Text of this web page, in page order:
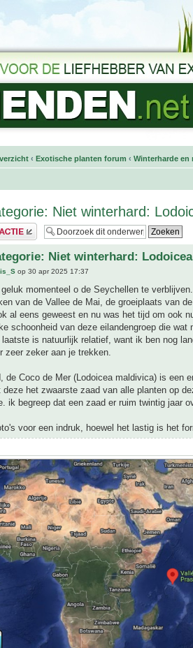
‹ Exotische planten forum ‹ Winterharde en
Niet winterhard:
Niet winterhard:
op 30 apr 2025 17:37
geluk momenteel o de Seychellen te
van de Vallee de Mai, de groeiplaats van
al eens geweest en nu was het tijd om ook
schoonheid van deze eilandengroep die
is natuurlijk relatief, want ik ben nog
zeer zeker aan je trekken.
de Coco de Mer (Lodoicea maldivica) is een
deze het zwaarste zaad van alle planten op
ik begreep dat een zaad er ruim twintig jaar
voor een indruk, hoewel het lastig is het